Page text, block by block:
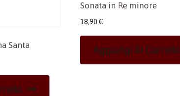
Santa
Sonata in Re minore
18,90 €
Aggiungi Al Carrello